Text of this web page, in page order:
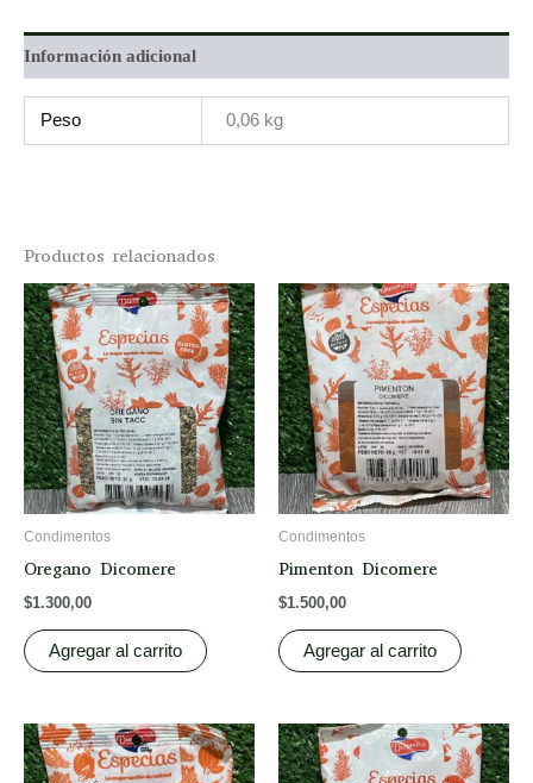
Información adicional
Peso 0,06 kg
Productos relacionados
Condimentos
Oregano Dicomere
$1.300,00
Agregar al carrito
Condimentos
Pimenton Dicomere
$1.500,00
Agregar al carrito